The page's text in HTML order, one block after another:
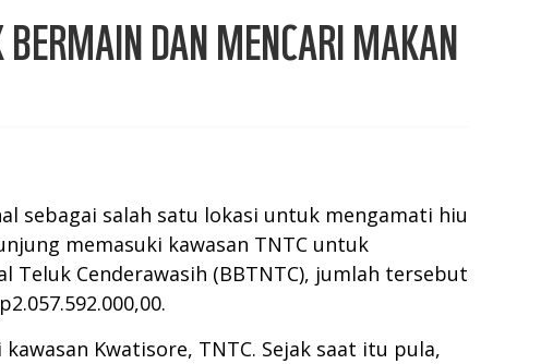
DAN MENCARI MAKAN
sebagai salah satu lokasi untuk mengamati hiu
memasuki kawasan TNTC untuk
Teluk Cenderawasih (BBTNTC), jumlah tersebut
Kwatisore, TNTC. Sejak saat itu pula,